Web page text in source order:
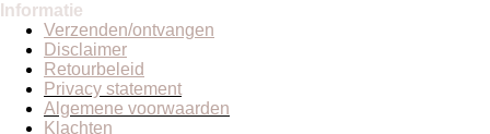
s
A
p
a
g
r
a
m
Informatie
Verzenden/ontvangen
Disclaimer
Retourbeleid
Privacy statement
Algemene voorwaarden
Klachten